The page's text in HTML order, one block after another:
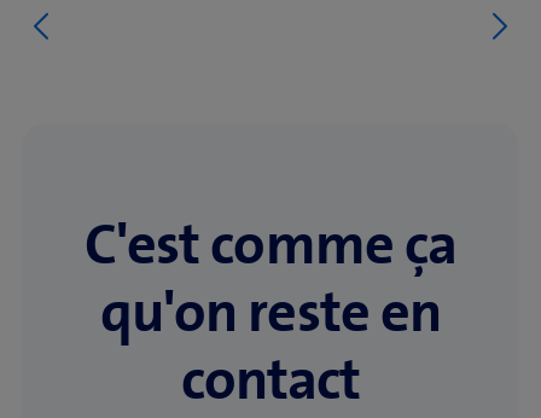
C'est comme ça
qu'on reste en
contact